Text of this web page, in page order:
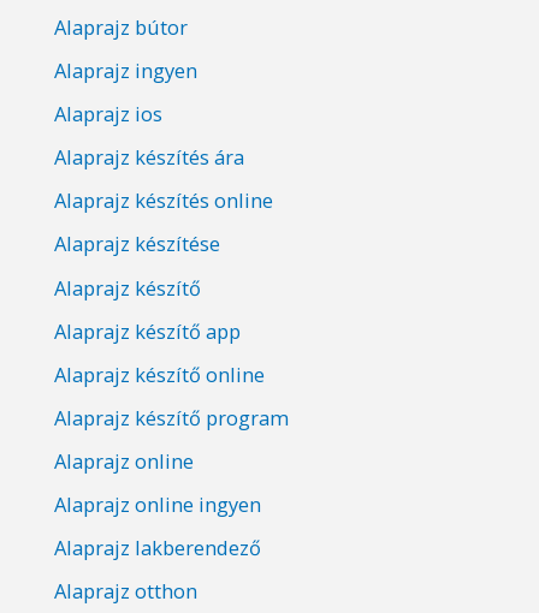
Alaprajz bútor
Alaprajz ingyen
Alaprajz ios
Alaprajz készítés ára
Alaprajz készítés online
Alaprajz készítése
Alaprajz készítő
Alaprajz készítő app
Alaprajz készítő online
Alaprajz készítő program
Alaprajz online
Alaprajz online ingyen
Alaprajz lakberendező
Alaprajz otthon